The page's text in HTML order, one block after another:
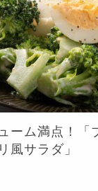
ーム満点！「
風サラダ」